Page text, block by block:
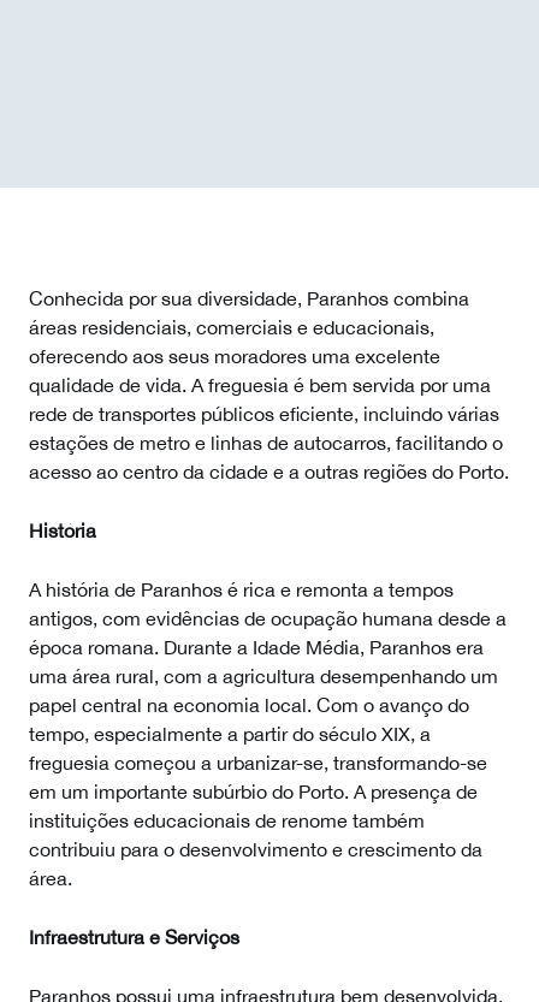
Conhecida por sua diversidade, Paranhos combina
áreas residenciais, comerciais e educacionais,
oferecendo aos seus moradores uma excelente
qualidade de vida. A freguesia é bem servida por uma
rede de transportes públicos eficiente, incluindo várias
estações de metro e linhas de autocarros, facilitando o
acesso ao centro da cidade e a outras regiões do Porto.
História
A história de Paranhos é rica e remonta a tempos
antigos, com evidências de ocupação humana desde a
época romana. Durante a Idade Média, Paranhos era
uma área rural, com a agricultura desempenhando um
papel central na economia local. Com o avanço do
tempo, especialmente a partir do século XIX, a
freguesia começou a urbanizar-se, transformando-se
em um importante subúrbio do Porto. A presença de
instituições educacionais de renome também
contribuiu para o desenvolvimento e crescimento da
área.
Infraestrutura e Serviços
Paranhos possui uma infraestrutura bem desenvolvida,